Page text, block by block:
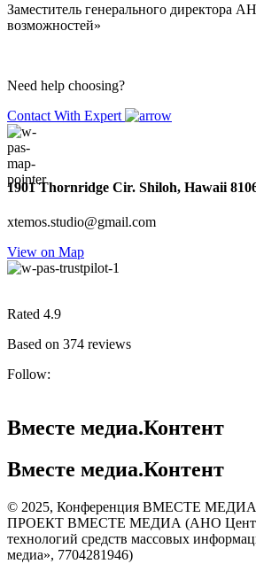
Заместитель генерального директора
возможностей»
Need help choosing?
Contact With Expert
1901 Thornridge Cir. Shiloh, Hawaii
xtemos.studio@gmail.com
View on Map
Rated 4.9
Based on 374 reviews
Follow:
Вместе медиа.Контент
Вместе медиа.Контент
©️ 2025, Конференция ВМЕСТЕ
ПРОЕКТ ВМЕСТЕ МЕДИА (АНО Центр
технологий средств массовых
медиа», 7704281946)